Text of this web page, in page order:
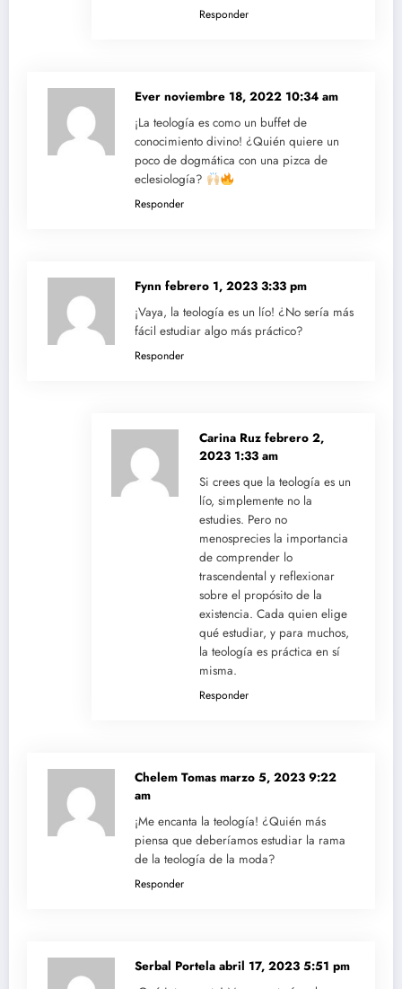
Responder
Ever noviembre 18, 2022 10:34 am
¡La teología es como un buffet de
conocimiento divino! ¿Quién quiere un
poco de dogmática con una pizca de
eclesiología?
Responder
Fynn febrero 1, 2023 3:33 pm
¡Vaya, la teología es un lío! ¿No sería más
fácil estudiar algo más práctico?
Responder
Carina Ruz febrero 2,
2023 1:33 am
Si crees que la teología es un
lío, simplemente no la
estudies. Pero no
menosprecies la importancia
de comprender lo
trascendental y reflexionar
sobre el propósito de la
existencia. Cada quien elige
qué estudiar, y para muchos,
la teología es práctica en sí
misma.
Responder
Chelem Tomas marzo 5, 2023 9:22
am
¡Me encanta la teología! ¿Quién más
piensa que deberíamos estudiar la rama
de la teología de la moda?
Responder
Serbal Portela abril 17, 2023 5:51 pm